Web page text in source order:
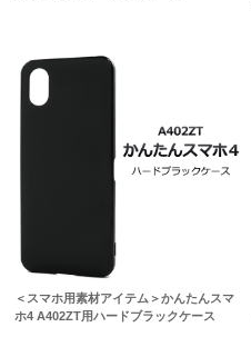
＜スマホ用素材アイテム＞かんたんスマ
ホ4 A402ZT用ハードブラックケース